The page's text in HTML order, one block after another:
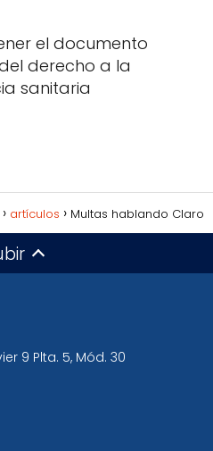
el documento
derecho a la
sanitaria
artículos Multas hablando Claro
9 Plta. 5, Mód. 30